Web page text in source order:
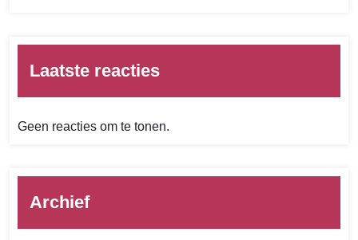
Laatste reacties
Geen reacties om te tonen.
Archief